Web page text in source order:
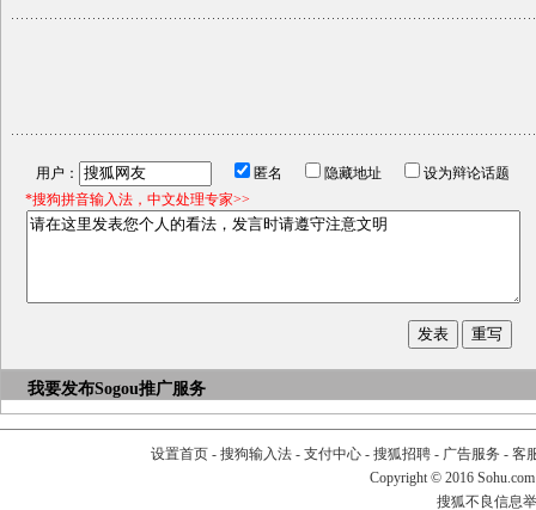
用户： 匿名 隐藏地址
设为辩论话题
*搜狗拼音输入法，中文处理专家>>
我要发布Sogou推广服务
设置首页- 搜狗输入法- 支付中心- 搜狐招聘- 广告服务 - 客
Copyright © 2016
搜狐不良信息